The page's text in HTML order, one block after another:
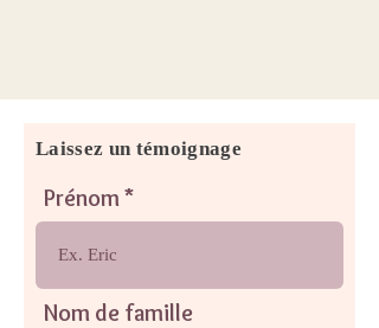
Laissez un témoignage
Prénom
Nom de famille